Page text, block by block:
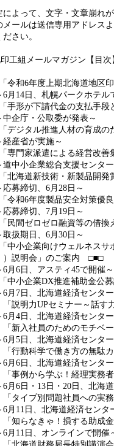
よって、文字・文章崩れ
ールは送信専用アドレス
さい。
工組メールマガジン【目
「令和6年度上期北海道地区
14日、札幌パークホテル
「手形が下請代金の支払手
庁・公取委が発表～
「デジタル推進人材の育成
産省が実施～
「専門家派遣による経営改
小企業総合支援センター
「北海道新技術・新製品開発
締切、6月28日～
「令和6年度製品安全対策優
締切、7月19日～
「民間ゼロゼロ融資等の借
期日、6月30日～
「中小企業向けウェルネス
）説明会」のご案内 □■□
6日、アスティ45で開催～
「中小企業DX推進補助金公
7日、北海道経済センター
「説明力UPセミナー～話
4日、北海道経済センター
「新入社員のためのモチベ
5日、北海道経済センター
「行動科学で働き方の無駄
6日、北海道経済センター
「事例から学ぶ！経理実務
6日・13日・20日、北海道
「タイプ別問題社員への実
11日、北海道経済センタ
「知らなきゃ！損する助成
11日、オンラインで開催